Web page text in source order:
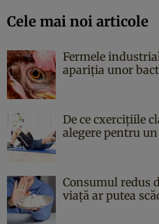
Cele mai noi articole
Fermele
apariția unor
De ce cxercițiile
alegere pentru
Consumul redus
viață ar putea